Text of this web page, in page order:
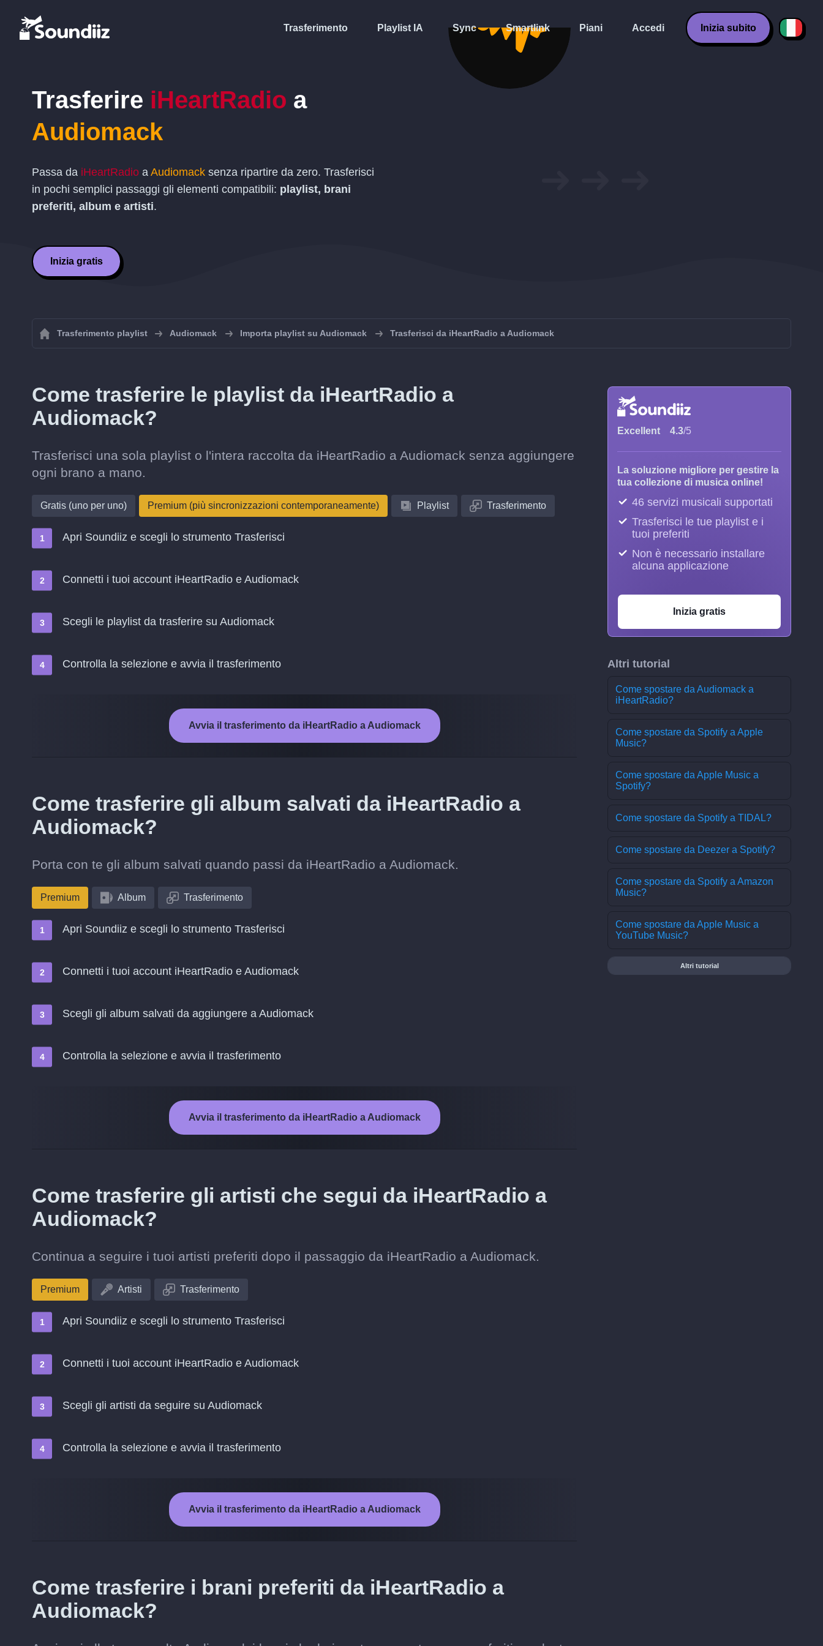
Trasferimento Playlist IA Sync Smartlink Piani Accedi Inizia subito
Trasferire iHeartRadio a
Audiomack
Passa da iHeartRadio a Audiomack senza ripartire da zero. Trasferisci
in pochi semplici passaggi gli elementi compatibili: playlist, brani
preferiti, album e artisti.
Inizia gratis
Trasferimento playlist Audiomack Importa playlist su Audiomack Trasferisci da iHeartRadio a Audiomack
Come trasferire le playlist da iHeartRadio a
Audiomack?
Trasferisci una sola playlist o l'intera raccolta da iHeartRadio a Audiomack senza aggiungere
ogni brano a mano.
Gratis (uno per uno) Premium (più sincronizzazioni contemporaneamente) Playlist Trasferimento
Apri Soundiiz e scegli lo strumento Trasferisci
Connetti i tuoi account iHeartRadio e Audiomack
Scegli le playlist da trasferire su Audiomack
Controlla la selezione e avvia il trasferimento
Avvia il trasferimento da iHeartRadio a Audiomack
Come trasferire gli album salvati da iHeartRadio a
Audiomack?
Porta con te gli album salvati quando passi da iHeartRadio a Audiomack.
Premium Album Trasferimento
Apri Soundiiz e scegli lo strumento Trasferisci
Connetti i tuoi account iHeartRadio e Audiomack
Scegli gli album salvati da aggiungere a Audiomack
Controlla la selezione e avvia il trasferimento
Avvia il trasferimento da iHeartRadio a Audiomack
Come trasferire gli artisti che segui da iHeartRadio a
Audiomack?
Continua a seguire i tuoi artisti preferiti dopo il passaggio da iHeartRadio a Audiomack.
Premium Artisti Trasferimento
Apri Soundiiz e scegli lo strumento Trasferisci
Connetti i tuoi account iHeartRadio e Audiomack
Scegli gli artisti da seguire su Audiomack
Controlla la selezione e avvia il trasferimento
Avvia il trasferimento da iHeartRadio a Audiomack
Come trasferire i brani preferiti da iHeartRadio a
Audiomack?
Excellent 4.3/5
La soluzione migliore per gestire la
tua collezione di musica online!
46 servizi musicali supportati
Trasferisci le tue playlist e i
tuoi preferiti
Non è necessario installare
alcuna applicazione
Inizia gratis
Altri tutorial
Come spostare da Audiomack a
iHeartRadio?
Come spostare da Spotify a Apple
Music?
Come spostare da Apple Music a
Spotify?
Come spostare da Spotify a TIDAL?
Come spostare da Deezer a Spotify?
Come spostare da Spotify a Amazon
Music?
Come spostare da Apple Music a
YouTube Music?
Altri tutorial